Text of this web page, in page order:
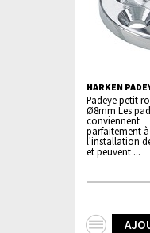
HARKEN
Padeye petit
Ø8mm Les
conviennent
parfaitement à
l'installation
et peuvent ...